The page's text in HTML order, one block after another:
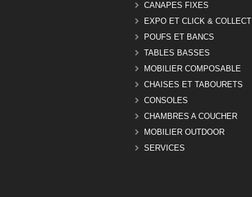
CANAPES FIXES
EXPO ET CLICK & COLLECT
POUFS ET BANCS
TABLES BASSES
MOBILIER COMPOSABLE
CHAISES ET TABOURETS
CONSOLES
CHAMBRES A COUCHER
MOBILIER OUTDOOR
SERVICES